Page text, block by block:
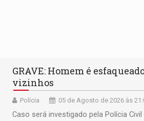
GRAVE: Homem é
vizinhos
Polícia 05 de Agosto de 2026 às
Caso será investigado pela Polícia Civil